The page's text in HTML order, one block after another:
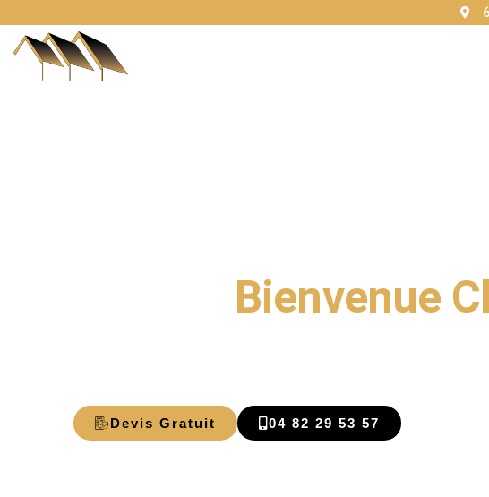
Bienvenue
Devis Gratuit 04 82 29 53 57